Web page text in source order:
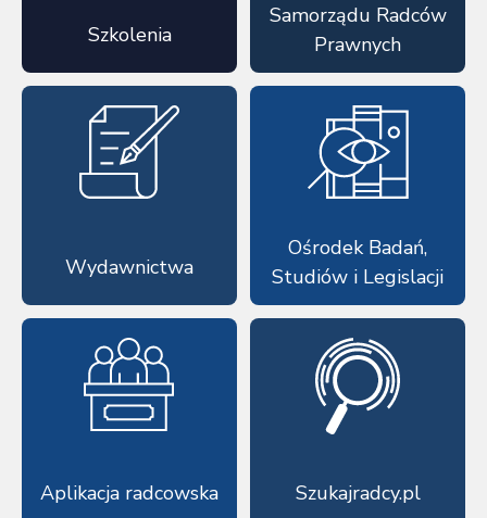
Szkolenia
Samorządu Radców
Prawnych
Wydawnictwa
Ośrodek Badań,
Studiów i Legislacji
Aplikacja radcowska Szukajradcy.pl